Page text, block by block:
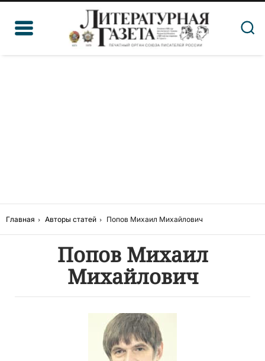
Главная Авторы статей Попов Михаил Михайлович
Попов Михаил
Михайлович